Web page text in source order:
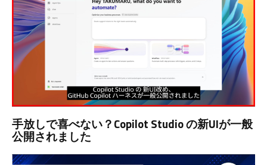
手放しで喜べない？Copilot Studio の新UIが一般
公開されました